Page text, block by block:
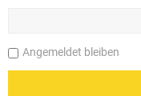
Angemeldet bleiben